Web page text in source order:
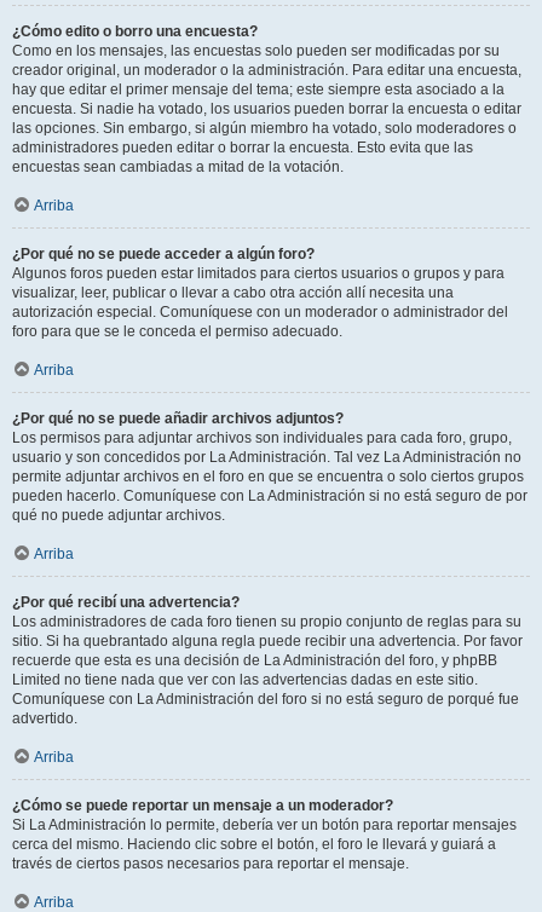
¿Cómo edito o borro una encuesta?
Como en los mensajes, las encuestas solo pueden ser modificadas por su
creador original, un moderador o la administración. Para editar una encuesta,
hay que editar el primer mensaje del tema; este siempre esta asociado a la
encuesta. Si nadie ha votado, los usuarios pueden borrar la encuesta o editar
las opciones. Sin embargo, si algún miembro ha votado, solo moderadores o
administradores pueden editar o borrar la encuesta. Esto evita que las
encuestas sean cambiadas a mitad de la votación.
Arriba
¿Por qué no se puede acceder a algún foro?
Algunos foros pueden estar limitados para ciertos usuarios o grupos y para
visualizar, leer, publicar o llevar a cabo otra acción allí necesita una
autorización especial. Comuníquese con un moderador o administrador del
foro para que se le conceda el permiso adecuado.
Arriba
¿Por qué no se puede añadir archivos adjuntos?
Los permisos para adjuntar archivos son individuales para cada foro, grupo,
usuario y son concedidos por La Administración. Tal vez La Administración no
permite adjuntar archivos en el foro en que se encuentra o solo ciertos grupos
pueden hacerlo. Comuníquese con La Administración si no está seguro de por
qué no puede adjuntar archivos.
Arriba
¿Por qué recibí una advertencia?
Los administradores de cada foro tienen su propio conjunto de reglas para su
sitio. Si ha quebrantado alguna regla puede recibir una advertencia. Por favor
recuerde que esta es una decisión de La Administración del foro, y phpBB
Limited no tiene nada que ver con las advertencias dadas en este sitio.
Comuníquese con La Administración del foro si no está seguro de porqué fue
advertido.
Arriba
¿Cómo se puede reportar un mensaje a un moderador?
Si La Administración lo permite, debería ver un botón para reportar mensajes
cerca del mismo. Haciendo clic sobre el botón, el foro le llevará y guiará a
través de ciertos pasos necesarios para reportar el mensaje.
Arriba